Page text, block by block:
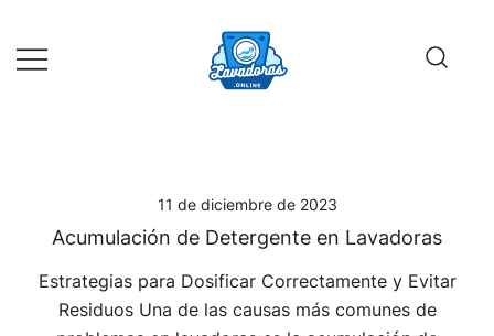
contenido
11 de diciembre de 2023
Acumulación de Detergente en Lavadoras
Estrategias para Dosificar Correctamente y Evitar
Residuos Una de las causas más comunes de